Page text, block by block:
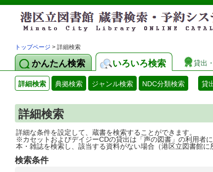
トップページ > 詳細検索
かんたん検索 いろいろ検索 貸出
詳細検索 典拠検索 ジャンル検索 NDC分類検索 貸
詳細検索
詳細な条件を設定して、蔵書を検索することができます。
※カセットおよびデイジーCDの貸出は「声の図書」の利用者に
本・雑誌を検索し、該当する資料がない場合（港区立図書館
検索条件